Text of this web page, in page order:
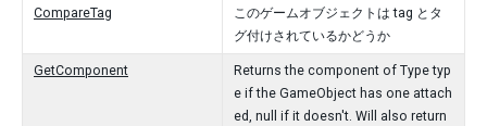
CompareTag
このゲームオブジェクトは tag とタ
グ付けされているかどうか
GetComponent
Returns the component of Type typ
e if the GameObject has one attach
ed, null if it doesn't. Will also return